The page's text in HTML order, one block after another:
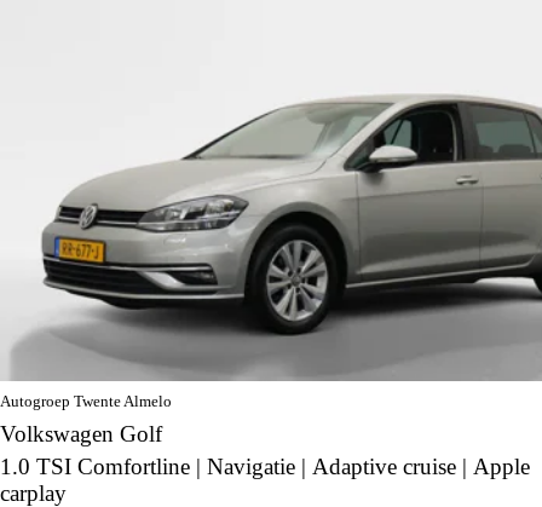
Autogroep Twente Almelo
Volkswagen Golf
1.0 TSI Comfortline | Navigatie | Adaptive cruise | Apple
carplay